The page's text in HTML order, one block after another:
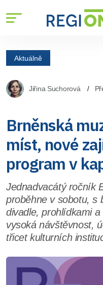
Aktuálně
Jiřina Suchorová
Brněnská
míst, nové
program v
Jednadvacátý ročník
proběhne v sobotu, s
divadle, prohlídkami
vysoká návštěvnost,
třicet kulturních